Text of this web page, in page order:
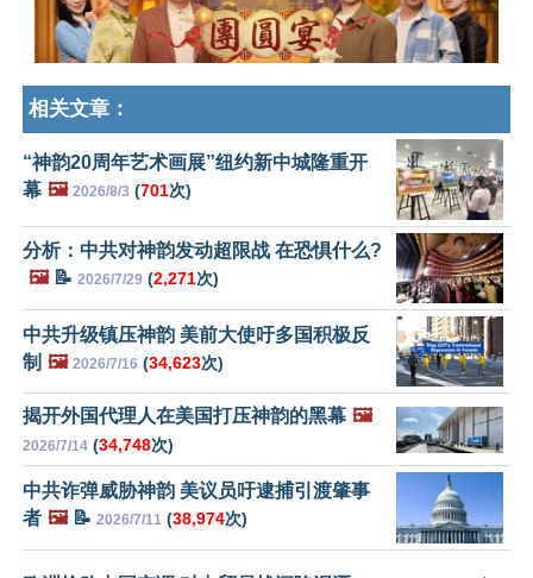
相关文章：
“神韵20周年艺术画展”纽约新中城隆重开
幕 🖼️ 2026/8/3 (701次)
分析：中共对神韵发动超限战 在恐惧什么?
🖼️📝 2026/7/29 (2,271次)
中共升级镇压神韵 美前大使吁多国积极反
制 🖼️ 2026/7/16 (34,623次)
揭开外国代理人在美国打压神韵的黑幕 🖼️
2026/7/14 (34,748次)
中共诈弹威胁神韵 美议员吁逮捕引渡肇事
者 🖼️📝 2026/7/11 (38,974次)